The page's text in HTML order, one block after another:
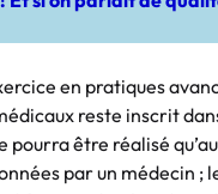
en pratiques
reste inscrit
pourra être réalisé
par un médecin ;